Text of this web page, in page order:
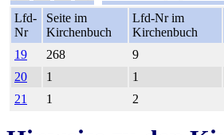
Lfd-
Nr
Seite im
Kirchenbuch
Lfd-Nr im
Kirchenbuch
19
268 9
20
1 1
21
1 2